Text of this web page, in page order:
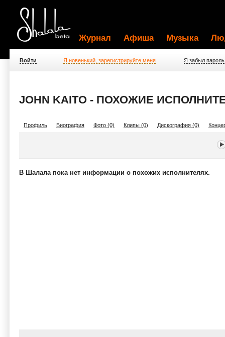
Журнал Афиша Музыка
Войти Я новенький, зарегистрируйте меня Я забыл пароль
JOHN KAITO - ПОХОЖИЕ
Профиль Биография Фото (0) Клипы (0) Дискография (0)
В Шалала пока нет информации о похожих исполнителях.